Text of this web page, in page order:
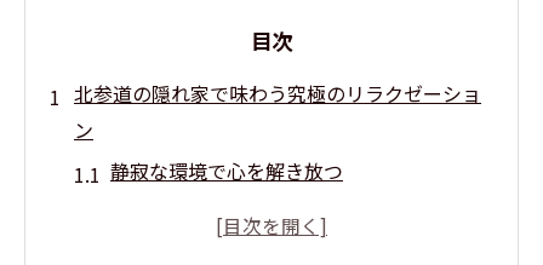
目次
北参道の隠れ家で味わう究極のリラクゼーショ
ン
静寂な環境で心を解き放つ
完全予約制で安心のプライベート空間